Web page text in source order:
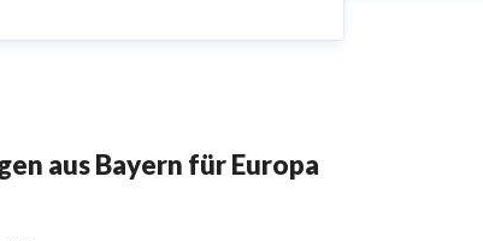
aus Bayern für Europa